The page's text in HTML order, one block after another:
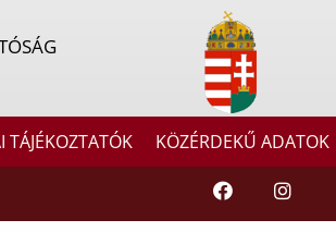
TÁJÉKOZTATÓK KÖZÉRDEKŰ ADATOK